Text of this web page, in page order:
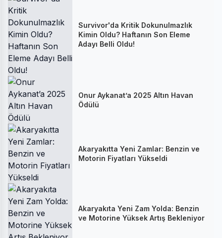
Survivor'da Kritik Dokunulmazlık
Kimin Oldu? Haftanın Son Eleme
Adayı Belli Oldu!
Onur Aykanat’a 2025 Altın Havan
Ödülü
Akaryakıtta Yeni Zamlar: Benzin ve
Motorin Fiyatları Yükseldi
Akaryakıta Yeni Zam Yolda: Benzin
ve Motorine Yüksek Artış Bekleniyor